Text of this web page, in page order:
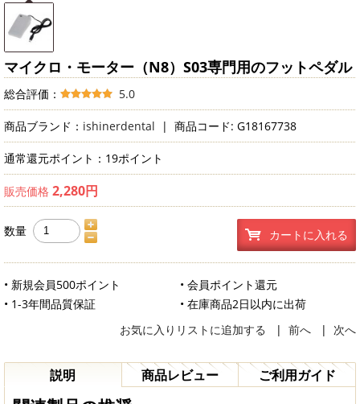
マイクロ・モーター（N8）S03専門用のフットペダル
総合評価： 5.0
商品ブランド： ishinerdental | 商品コード: G18167738
通常還元ポイント：19ポイント
販売価格 2,280円
数量 カートに入れる
• 新規会員500ポイント
• 会員ポイント還元
• 1-3年間品質保証
• 在庫商品2日以内に出荷
お気に入りリストに追加する
| 前へ | 次へ
説明 商品レビュー ご利用ガイド